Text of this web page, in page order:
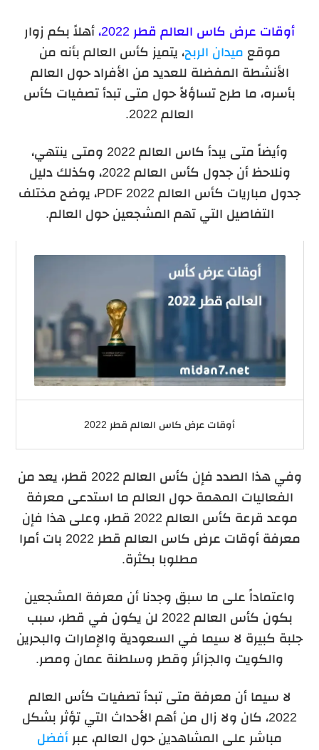
أوقات عرض كاس العالم قطر 2022،
أهلاً بكم زوار
موقع ميدان الربح، يتميز كأس العالم بأنه من
الأنشطة المفضلة للعديد من الأفراد حول العالم
بأسره، ما طرح تساؤلاً حول متى تبدأ تصفيات كأس
العالم 2022.
وأيضاً متى يبدأ كاس العالم 2022 ومتى ينتهي،
ونلاحظ أن جدول كأس العالم 2022، وكذلك دليل
جدول مباريات كأس العالم 2022 PDF، يوضح مختلف
التفاصيل التي تهم المشجعين حول العالم.
أوقات عرض كاس العالم قطر 2022
وفي هذا الصدد فإن كأس العالم 2022 قطر، يعد من
الفعاليات المهمة حول العالم ما استدعى معرفة
موعد قرعة كأس العالم 2022 قطر، وعلى هذا فإن
معرفة أوقات عرض كاس العالم قطر 2022 بات أمرا
مطلوبا بكثرة.
واعتماداً على ما سبق وجدنا أن معرفة المشجعين
بكون كأس العالم 2022 لن يكون في قطر، سبب
جلبة كبيرة لا سيما في السعودية والإمارات والبحرين
والكويت والجزائر وقطر وسلطنة عمان ومصر.
لا سيما أن معرفة متى تبدأ تصفيات كأس العالم
2022، كان ولا زال من أهم الأحداث التي تؤثر بشكل
مباشر على المشاهدين حول العالم، عبر أفضل